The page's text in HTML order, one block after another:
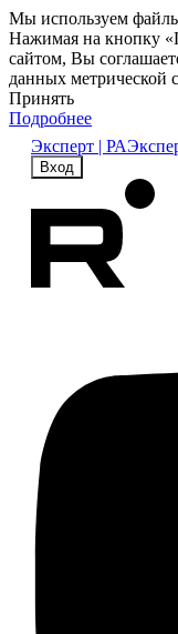
Мы используем
Нажимая на кнопку
сайтом, Вы
данных метрической
Принять
Подробнее
Эксперт | РА
Вход